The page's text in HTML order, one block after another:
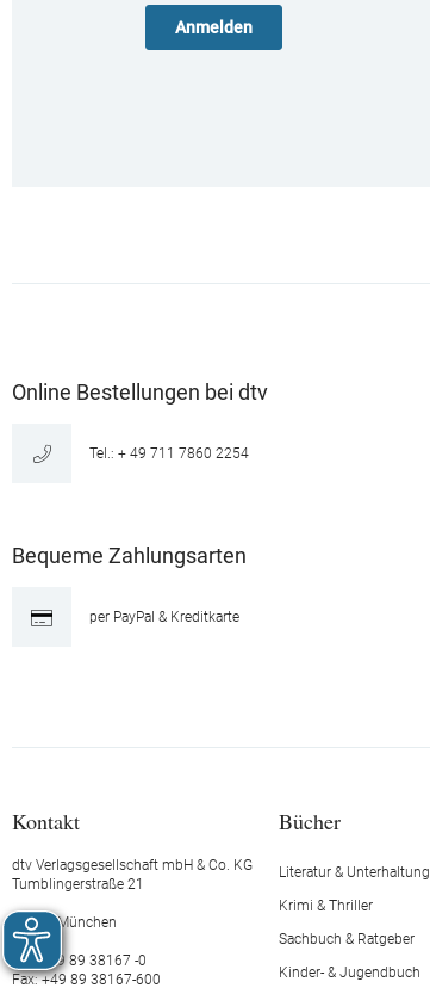
Online Bestellungen bei dtv
Tel.: + 49 711 7860 2254
Bequeme Zahlungsarten
per PayPal & Kreditkarte
Kontakt
dtv Verlagsgesellschaft mbH & Co. KG
Tumblingerstraße 21
80337 München
Tel.: +49 89 38167 -0
Fax: +49 89 38167-600
Bücher
Literatur & Unterhaltung
Krimi & Thriller
Sachbuch & Ratgeber
Kinder- & Jugendbuch